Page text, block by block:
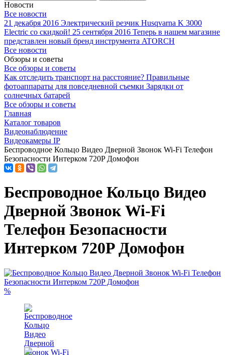
Новости
Все новости
21 декабря 2016 Электрический резчик Husqvarna K 3000
Electric со скидкой! 25 сентября 2016 Теперь в нашем магазине
представлен новый бренд инструмента ATORCH
Все новости
Обзоры и советы
Все обзоры и советы
Как отследить транспорт на расстояние? Правильные
фотоаппараты для повседневной съемки Зарядки от
солнечных батарей
Все обзоры и советы
Главная
Каталог товаров
Видеонаблюдение
Видеокамеры IP
Беспроводное Кольцо Видео Дверной Звонок Wi-Fi Телефон
Безопасности Интерком 720P Домофон
Беспроводное Кольцо Видео
Дверной Звонок Wi-Fi
Телефон Безопасности
Интерком 720P Домофон
%